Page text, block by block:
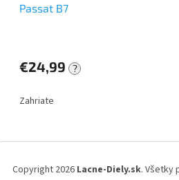
Passat B7
€24,99 ?
Zahriate
Copyright 2026 Lacne-Diely.sk. Všetky